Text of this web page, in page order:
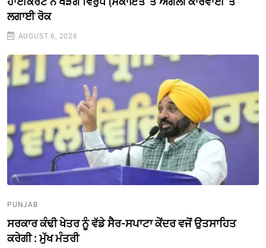
ਲਗਾਈ ਰੋਕ
AUGUST 6, 2026
PUNJAB
ਸਰਕਾਰ ਕੰਢੀ ਖੇਤਰ ਨੂੰ ਵੱਡੇ ਸੈਰ-ਸਪਾਟਾ ਕੇਂਦਰ ਵਜੋਂ ਉਤਸਾਹਿਤ
ਕਰੇਗੀ : ਮੁੱਖ ਮੰਤਰੀ